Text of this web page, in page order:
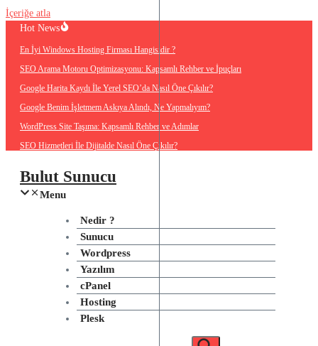
İçeriğe atla
Hot News
En İyi Windows Hosting Firması Hangisidir ?
SEO Arama Motoru Optimizasyonu: Kapsamlı Rehber ve İpuçları
Google Harita Kaydı İle Yerel SEO’da Nasıl Öne Çıkılır?
Google Benim İşletmem Askıya Alındı, Ne Yapmalıyım?
WordPress Site Taşıma: Kapsamlı Rehber ve Adımlar
SEO Hizmetleri İle Dijitalde Nasıl Öne Çıkılır?
Bulut Sunucu
Menu
Nedir ?
Sunucu
Wordpress
Yazılım
cPanel
Hosting
Plesk